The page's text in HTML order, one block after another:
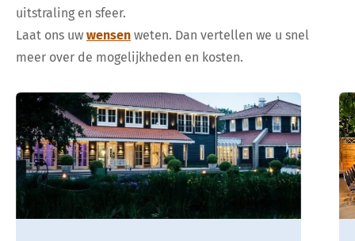
uitstraling en sfeer.
Laat ons uw wensen weten. Dan vertellen we u snel
meer over de mogelijkheden en kosten.